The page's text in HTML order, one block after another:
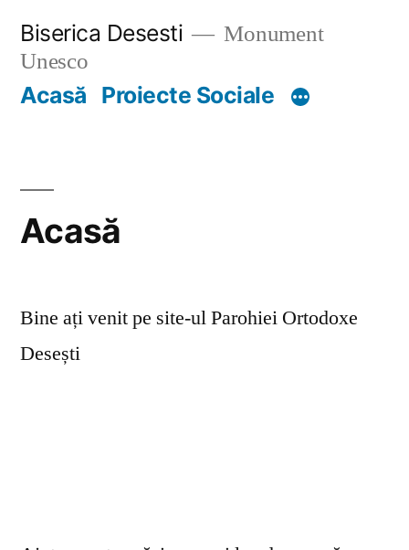
content
Biserica Desesti
Monument
Unesco
Acasă Proiecte Sociale
Acasă
Bine ați venit pe site-ul Parohiei Ortodoxe
Desești